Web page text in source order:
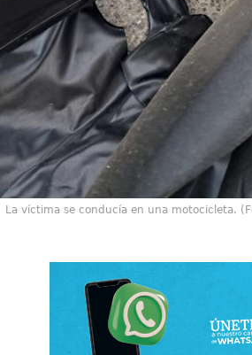
La víctima se conducía en una motocicleta.